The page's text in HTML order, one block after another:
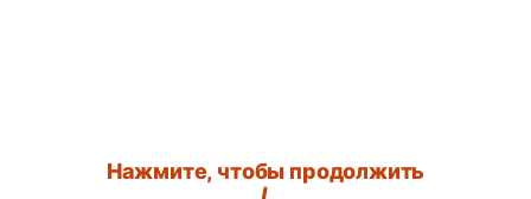
Нажмите, чтобы продолжить